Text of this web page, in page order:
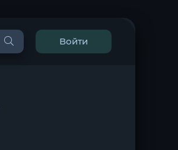
Войти